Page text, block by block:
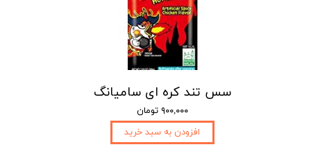
سس تند کره ای سامیانگ
۹۰۰,۰۰۰ تومان
افزودن به سبد خرید